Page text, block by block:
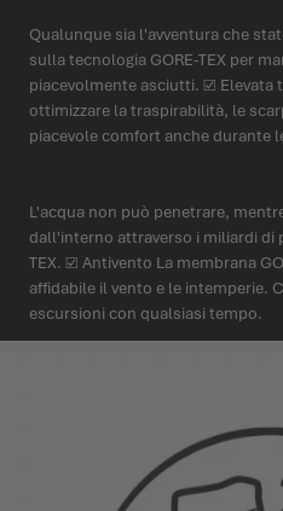
Qualunque sia l'avventura che
sulla tecnologia GORE-TEX per
piacevolmente asciutti. ☑ Elevata
ottimizzare la traspirabilità, le
piacevole comfort anche durante
L'acqua non può penetrare,
dall'interno attraverso i miliardi di
TEX. ☑ Antivento La membrana
affidabile il vento e le intemperie.
escursioni con qualsiasi tempo.